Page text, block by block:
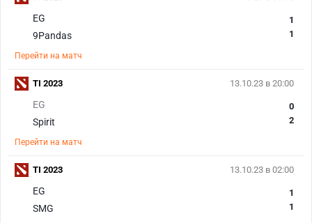
EG
9Pandas
1
1
Перейти на матч
13.10.23 в 20:00
EG
Spirit
0
2
Перейти на матч
TI 2023
13.10.23 в 02:00
EG
SMG
1
1
TI 2023